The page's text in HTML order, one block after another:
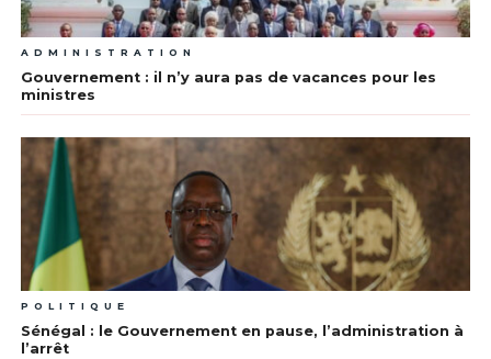
ADMINISTRATION
Gouvernement : il n’y aura pas de vacances pour les
ministres
POLITIQUE
Sénégal : le Gouvernement en pause, l’administration à
l’arrêt